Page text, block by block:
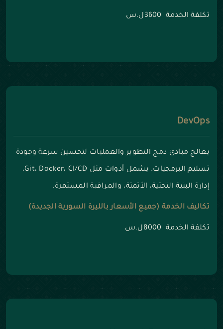
تكلفة الخدمة 3600ل.س
DevOps
يعالج مبادئ دمج التطوير والعمليات لتحسين سرعة وجودة
تسليم البرمجيات. يشمل أدوات مثل Git، Docker، CI/CD،
إدارة البنية التحتية، الأتمتة، والمراقبة المستمرة.
تكاليف الخدمة (جميع الأسعار بالليرة السورية الجديدة)
تكلفة الخدمة 8000ل.س